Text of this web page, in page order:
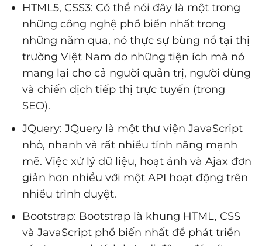
HTML5, CSS3: Có thể nói đây là một trong
những công nghệ phổ biến nhất trong
những năm qua, nó thực sự bùng nổ tại thị
trường Việt Nam do những tiện ích mà nó
mang lại cho cả người quản trị, người dùng
và chiến dịch tiếp thị trực tuyến (trong
SEO).
JQuery: JQuery là một thư viện JavaScript
nhỏ, nhanh và rất nhiều tính năng mạnh
mẽ. Việc xử lý dữ liệu, hoạt ảnh và Ajax đơn
giản hơn nhiều với một API hoạt động trên
nhiều trình duyệt.
Bootstrap: Bootstrap là khung HTML, CSS
và JavaScript phổ biến nhất để phát triển